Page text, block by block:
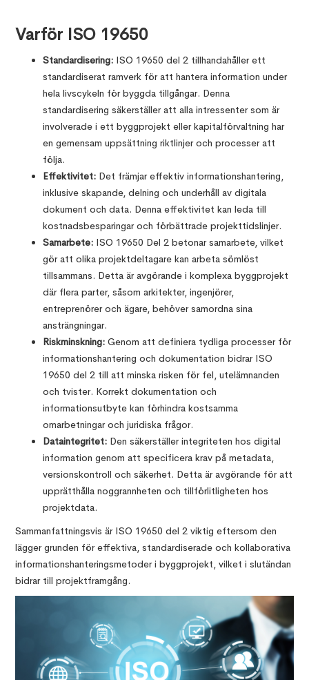
Varför ISO 19650
Standardisering: ISO 19650 del 2 tillhandahåller ett
standardiserat ramverk för att hantera information under
hela livscykeln för byggda tillgångar. Denna
standardisering säkerställer att alla intressenter som är
involverade i ett byggprojekt eller kapitalförvaltning har
en gemensam uppsättning riktlinjer och processer att
följa.
Effektivitet: Det främjar effektiv informationshantering,
inklusive skapande, delning och underhåll av digitala
dokument och data. Denna effektivitet kan leda till
kostnadsbesparingar och förbättrade projekttidslinjer.
Samarbete: ISO 19650 Del 2 betonar samarbete, vilket
gör att olika projektdeltagare kan arbeta sömlöst
tillsammans. Detta är avgörande i komplexa byggprojekt
där flera parter, såsom arkitekter, ingenjörer,
entreprenörer och ägare, behöver samordna sina
ansträngningar.
Riskminskning:Genom att definiera tydliga processer för
informationshantering och dokumentation bidrar ISO
19650 del 2 till att minska risken för fel, utelämnanden
och tvister. Korrekt dokumentation och
informationsutbyte kan förhindra kostsamma
omarbetningar och juridiska frågor.
Dataintegritet: Den säkerställer integriteten hos digital
information genom att specificera krav på metadata,
versionskontroll och säkerhet. Detta är avgörande för att
upprätthålla noggrannheten och tillförlitligheten hos
projektdata.
Sammanfattningsvis är ISO 19650 del 2 viktig eftersom den
lägger grunden för effektiva, standardiserade och kollaborativa
informationshanteringsmetoder i byggprojekt, vilket i slutändan
bidrar till projektframgång.